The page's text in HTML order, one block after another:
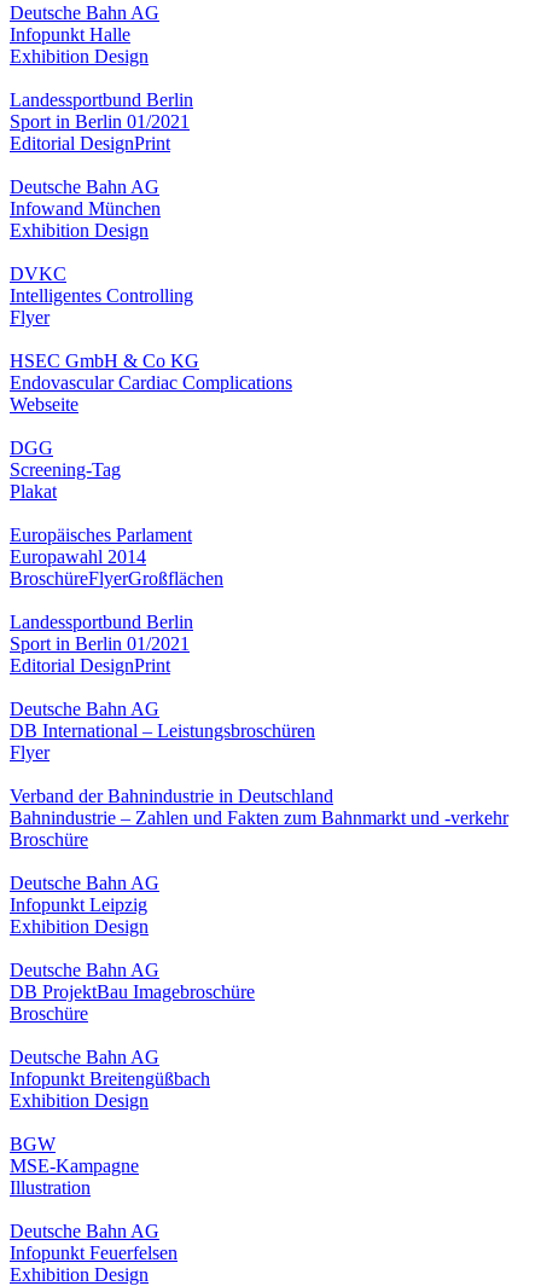
Deutsche Bahn AG
Infopunkt Halle
Exhibition Design
Landessportbund Berlin
Sport in Berlin 01/2021
Editorial DesignPrint
Deutsche Bahn AG
Infowand München
Exhibition Design
DVKC
Intelligentes Controlling
Flyer
HSEC GmbH & Co KG
Endovascular Cardiac Complications
Webseite
DGG
Screening-Tag
Plakat
Europäisches Parlament
Europawahl 2014
BroschüreFlyerGroßflächen
Landessportbund Berlin
Sport in Berlin 01/2021
Editorial DesignPrint
Deutsche Bahn AG
DB International – Leistungsbroschüren
Flyer
Verband der Bahnindustrie in Deutschland
Bahnindustrie – Zahlen und Fakten zum Bahnmarkt und -verkehr
Broschüre
Deutsche Bahn AG
Infopunkt Leipzig
Exhibition Design
Deutsche Bahn AG
DB ProjektBau Imagebroschüre
Broschüre
Deutsche Bahn AG
Infopunkt Breitengüßbach
Exhibition Design
BGW
MSE-Kampagne
Illustration
Deutsche Bahn AG
Infopunkt Feuerfelsen
Exhibition Design